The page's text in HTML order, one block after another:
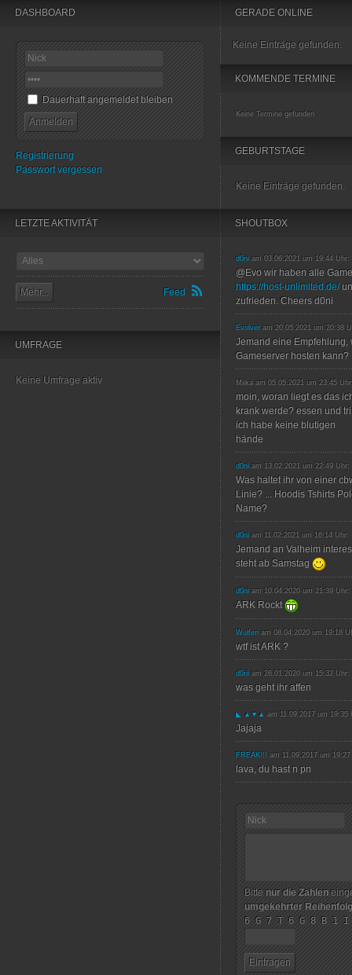
DASHBOARD
Dauerhaft angemeldet bleiben
Registrierung
Passwort vergessen
GERADE ONLINE
Keine Einträge gefunden.
KOMMENDE TERMINE
Keine Termine gefunden
GEBURTSTAGE
Keine Einträge gefunden.
SHOUTBOX
d0ni am 03.06.2021 um 19:44 Uhr:
@Evo wir haben alle
https://host-unlimited.de/
zufrieden. Cheers d0ni
Evolver am 20.05.2021 um 20:38
Jemand eine Empfehlung,
Gameserver hosten kann?
Miika am 05.05.2021 um 23:45
moin, woran liegt es das
krank werde? essen und
ich habe keine blutigen
hände
d0ni am 13.02.2021 um 22:49 Uhr:
Was haltet ihr von einer
Linie? ... Hoodis Tshirts
Name?
d0ni am 11.02.2021 um 16:14 Uhr:
Jemand an Valheim
steht ab Samstag
d0ni am 10.04.2020 um 21:39 Uhr:
ARK Rockt
Wulfen am 08.04.2020 um 19:18
wtf ist ARK ?
d0ni am 26.01.2020 um 15:32 Uhr:
was geht ihr affen
◣ ▲▼▲ am 11.09.2017 um 19:35
Jajaja
FREAK!!! am 11.09.2017 um
lava, du hast n pn
Bitte nur die Zahlen
umgekehrter
6 G 7 T 6 G 8 B 1 I
LETZTE AKTIVITÄT
Mehr... Feed
UMFRAGE
Keine Umfrage aktiv